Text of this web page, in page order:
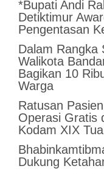
*Bupati Andi
Detiktimur
Pengentasan
Dalam Rangka
Walikota
Bagikan 10
Warga
Ratusan
Operasi Gratis
Kodam XIX
Dukung